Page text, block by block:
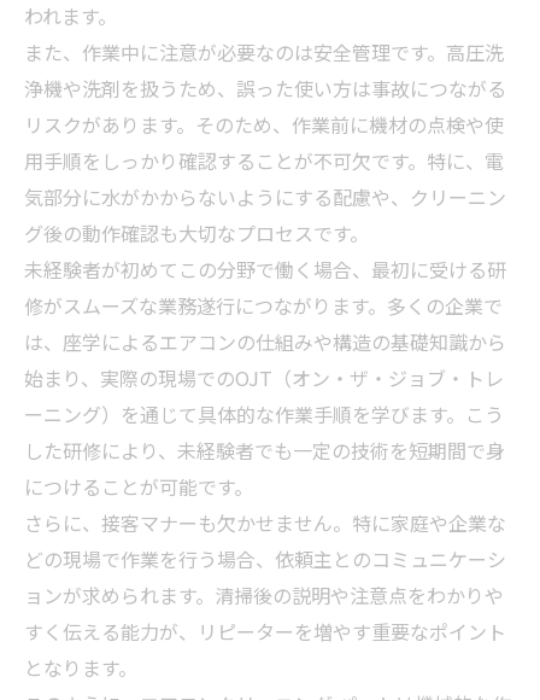
われます。
また、作業中に注意が必要なのは安全管理です。高圧洗
浄機や洗剤を扱うため、誤った使い方は事故につながる
リスクがあります。そのため、作業前に機材の点検や使
用手順をしっかり確認することが不可欠です。特に、電
気部分に水がかからないようにする配慮や、クリーニン
グ後の動作確認も大切なプロセスです。
未経験者が初めてこの分野で働く場合、最初に受ける研
修がスムーズな業務遂行につながります。多くの企業で
は、座学によるエアコンの仕組みや構造の基礎知識から
始まり、実際の現場でのOJT（オン・ザ・ジョブ・トレ
ーニング）を通じて具体的な作業手順を学びます。こう
した研修により、未経験者でも一定の技術を短期間で身
につけることが可能です。
さらに、接客マナーも欠かせません。特に家庭や企業な
どの現場で作業を行う場合、依頼主とのコミュニケーシ
ョンが求められます。清掃後の説明や注意点をわかりや
すく伝える能力が、リピーターを増やす重要なポイント
となります。